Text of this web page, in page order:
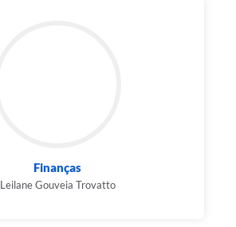
Finanças
Leilane Gouveia Trovatto